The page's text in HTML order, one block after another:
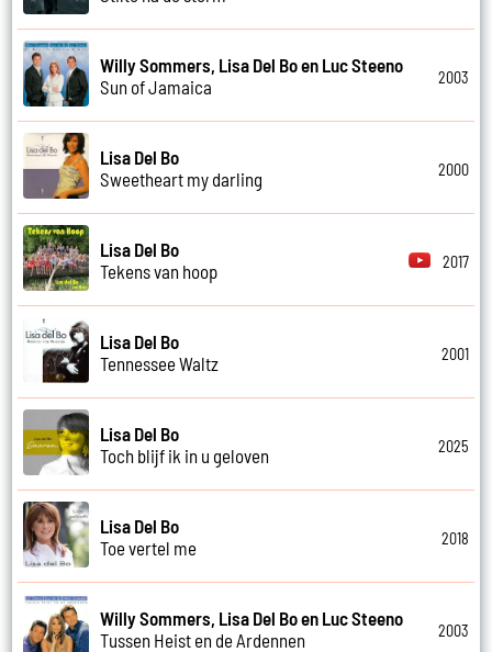
Willy Sommers, Lisa Del Bo en Luc Steeno
Sun of Jamaica
2003
Lisa Del Bo
Sweetheart my darling
2000
Lisa Del Bo
Tekens van hoop
2017
Lisa Del Bo
Tennessee Waltz
2001
Lisa Del Bo
Toch blijf ik in u geloven
2025
Lisa Del Bo
Toe vertel me
2018
Willy Sommers, Lisa Del Bo en Luc Steeno
Tussen Heist en de Ardennen
2003